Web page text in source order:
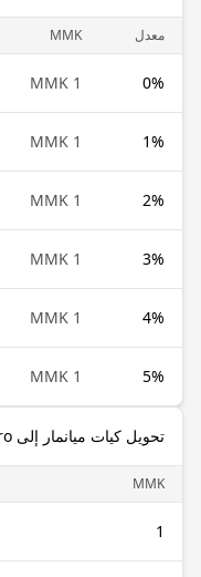
معدل MMK
0%
1 MMK
1%
1 MMK
2%
1 MMK
3%
1 MMK
4%
1 MMK
5%
1 MMK
تحويل كيات ميانمار إلى Monero
MMK
1